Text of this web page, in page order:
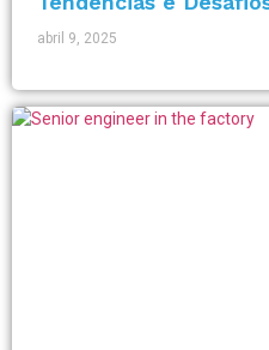
abril 9, 2025